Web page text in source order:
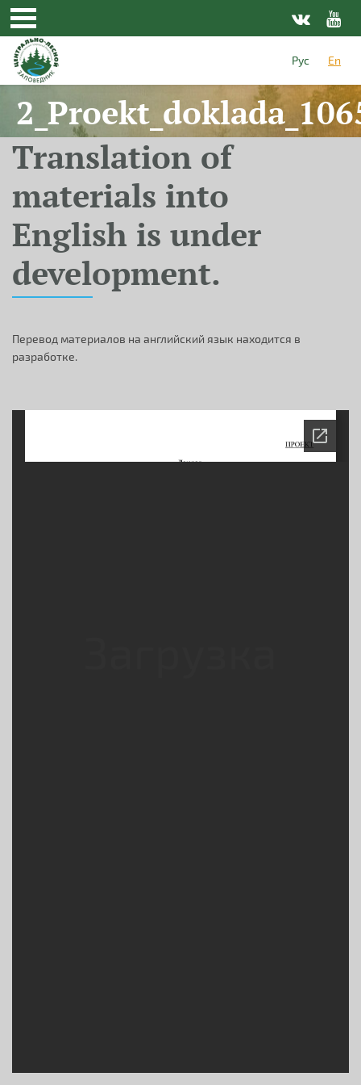
Skip to main content
Рус
En
Translation of
materials into
English is under
development.
Перевод материалов на английский язык находится в
разработке.